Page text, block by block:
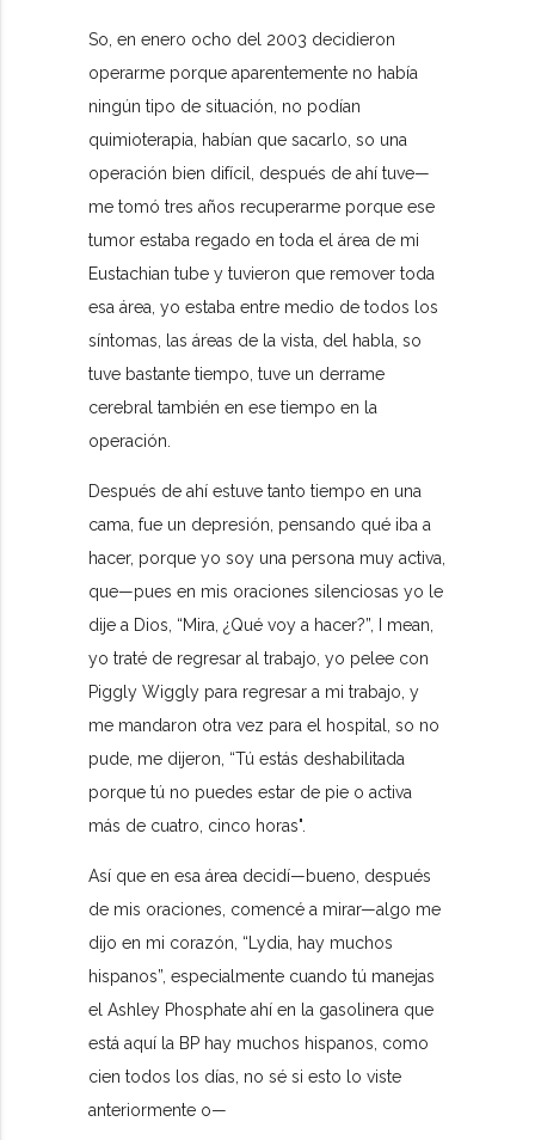
So, en enero ocho del 2003 decidieron
operarme porque aparentemente no había
ningún tipo de situación, no podían
quimioterapia, habían que sacarlo, so una
operación bien difícil, después de ahí tuve—
me tomó tres años recuperarme porque ese
tumor estaba regado en toda el área de mi
Eustachian tube y tuvieron que remover toda
esa área, yo estaba entre medio de todos los
síntomas, las áreas de la vista, del habla, so
tuve bastante tiempo, tuve un derrame
cerebral también en ese tiempo en la
operación.
Después de ahí estuve tanto tiempo en una
cama, fue un depresión, pensando qué iba a
hacer, porque yo soy una persona muy activa,
que—pues en mis oraciones silenciosas yo le
dije a Dios, “Mira, ¿Qué voy a hacer?”, I mean,
yo traté de regresar al trabajo, yo pelee con
Piggly Wiggly para regresar a mi trabajo, y
me mandaron otra vez para el hospital, so no
pude, me dijeron, “Tú estás deshabilitada
porque tú no puedes estar de pie o activa
más de cuatro, cinco horas".
Así que en esa área decidí—bueno, después
de mis oraciones, comencé a mirar—algo me
dijo en mi corazón, “Lydia, hay muchos
hispanos”, especialmente cuando tú manejas
el Ashley Phosphate ahí en la gasolinera que
está aquí la BP hay muchos hispanos, como
cien todos los días, no sé si esto lo viste
anteriormente o—